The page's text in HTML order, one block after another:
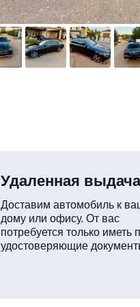
Доставим автомобиль к
дому или офису. От вас
потребуется только иметь
удостоверяющие
Удаленная выдача